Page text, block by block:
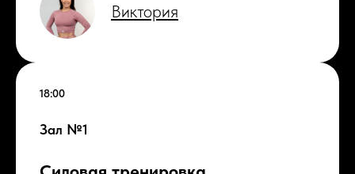
Виктория
18:00
Зал №1